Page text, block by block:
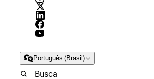
Português (Brasil)